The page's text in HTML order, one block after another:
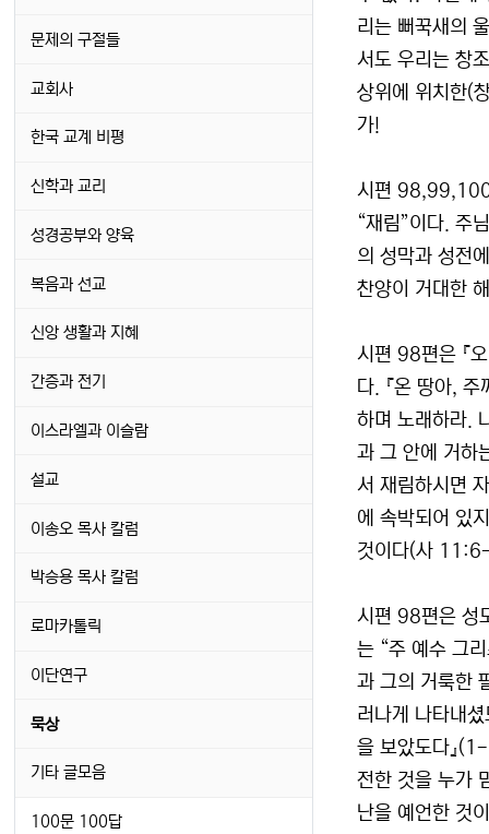
리는 뻐꾹새의
서도 우리는 창
상위에 위치한(
가!
시편 98,99,100
“재림”이다. 주
의 성막과 성전
찬양이 거대한
시편 98편은 『
다. 『온 땅아,
하며 노래하라.
과 그 안에 거하
서 재림하시면
에 속박되어 있
것이다(사
시편 98편은 성
는 “주 예수 그
과 그의 거룩한
러나게 나타내
을 보았도다』
전한 것을 누가
난을 예언한 것
문제의 구절들
교회사
한국 교계 비평
신학과 교리
성경공부와 양육
복음과 선교
신앙 생활과 지혜
간증과 전기
이스라엘과 이슬람
설교
이송오 목사 칼럼
박승용 목사 칼럼
로마카톨릭
이단연구
묵상
기타 글모음
100문 100답